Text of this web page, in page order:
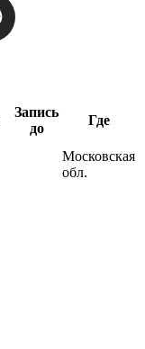
Запись
до
Где
Московская
обл.